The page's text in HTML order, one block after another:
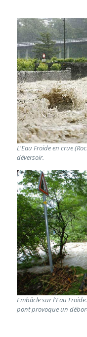
L'Eau Froide en crue
déversoir.
Embâcle sur l'Eau
pont provoque un